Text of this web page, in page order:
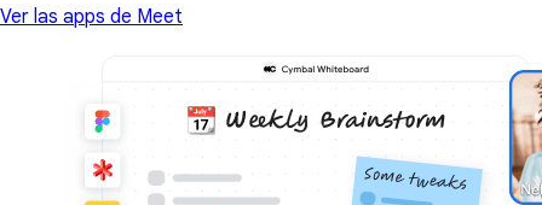
Ver las apps de Meet